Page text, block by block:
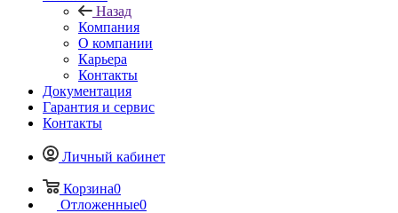
Назад
Компания
О компании
Карьера
Контакты
Документация
Гарантия и сервис
Контакты
Личный кабинет
Корзина0
Отложенные0